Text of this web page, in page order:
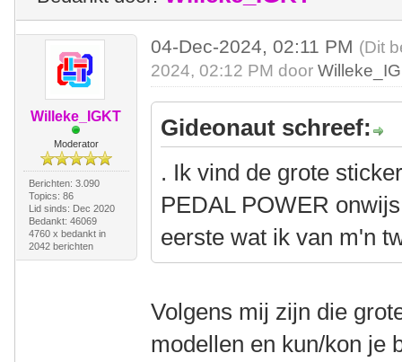
Willeke_IGKT
Moderator
Berichten: 3.090
Topics: 86
Lid sinds: Dec 2020
Bedankt: 46069
4760 x bedankt in
2042 berichten
04-Dec-2024, 02:11 PM (Dit
2024, 02:12 PM door
Gideonaut schreef:
. Ik vind de grote
PEDAL POWER
eerste wat ik van m'n
Volgens mij zijn die
modellen en kun/kon je